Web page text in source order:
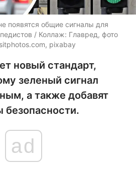
появятся общие сигналы для
/ Коллаж: Главред, фото
, pixabay
новый стандарт,
зеленый сигнал
а также добавят
ad